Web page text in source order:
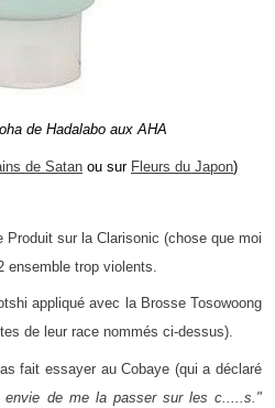
de Hadalabo aux AHA
de Satan ou sur Fleurs du Japon)
Produit sur la Clarisonic (chose que moi
ensemble trop violents.
appliqué avec la Brosse Tosowoong
de leur race nommés ci-dessus).
fait essayer au Cobaye (qui a déclaré
envie de me la passer sur les c.....s."